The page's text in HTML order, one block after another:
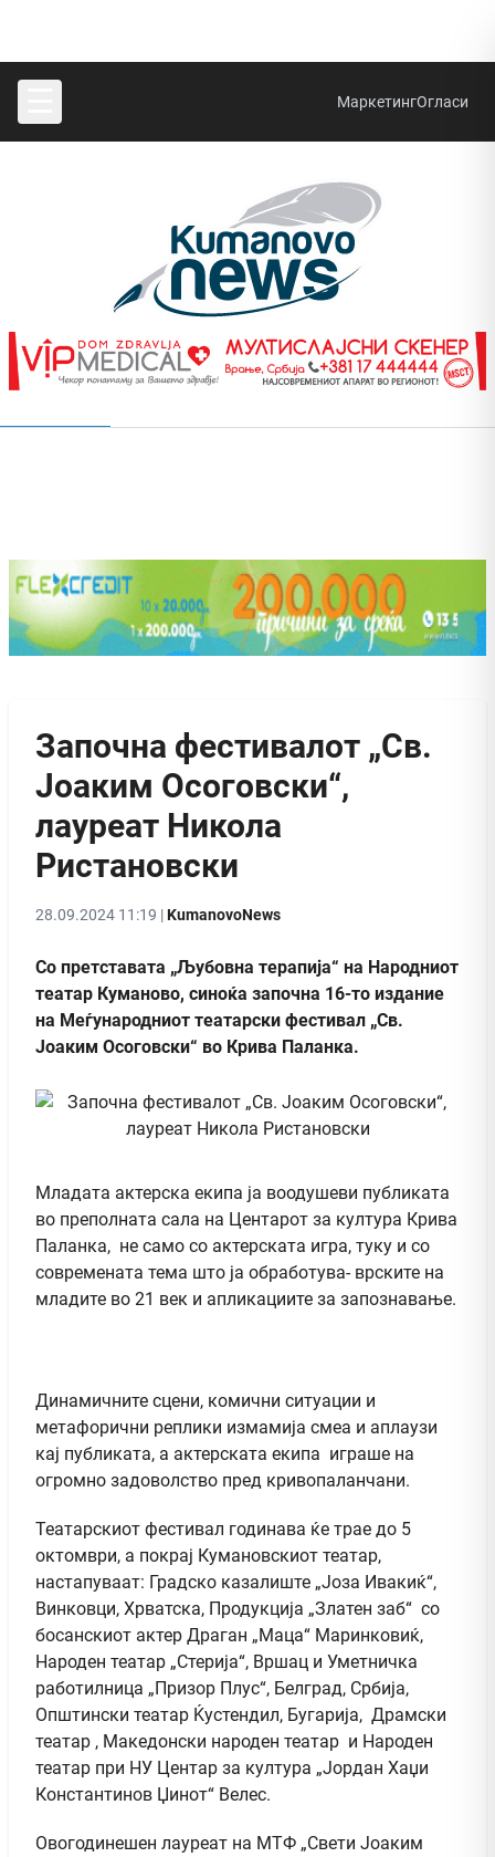
МаркетингОгласи
Започнa фестивалот „Св.
Јоаким Осоговски“,
лауреат Никола
Ристановски
28.09.2024 11:19 |KumanovoNews
Со претставата „Љубовна терапија“ на Народниот
театар Куманово, синоќа започна 16-то издание
на Меѓународниот театарски фестивал „Св.
Јоаким Осоговски“ во Крива Паланка.
Mладата актерска екипа ја воодушеви публиката
во преполната сала на Центарот за култура Крива
Паланка, не само со актерската игра, туку и со
современата тема што ја обработува- врските на
младите во 21 век и апликациите за запознавање.
Динамичните сцени, комични ситуации и
метафорични реплики измамија смеа и аплаузи
кај публиката, а актерската екипа играше на
огромно задоволство пред кривопаланчани.
Театарскиот фестивал годинава ќе трае до 5
октомври, а покрај Кумановскиот театар,
настапуваат: Градско казалиште „Јоза Ивакиќ“,
Винковци, Хрватска, Продукција „Златен заб“ со
босанскиот актер Драган „Маца“ Маринковиќ,
Народен театар „Стерија“, Вршац и Уметничка
работилница „Призор Плус“, Белград, Србија,
Општински театар Ќустендил, Бугарија, Драмски
театар , Македонски народен театар и Народен
театар при НУ Центар за култура „Јордан Хаџи
Константинов Џинот“ Велес.
Овогодинешен лауреат на МТФ „Свети Јоаким